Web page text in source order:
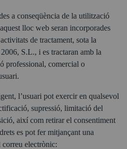
a conseqüència de la utilització
lloc web seran incorporades
de tractament, sota la
S.L., i es tractaran amb la
professional, comercial o
l’usuari pot exercir en qualsevol
supressió, limitació del
així com retirar el consentiment
es pot fer mitjançant una
correu electrònic: